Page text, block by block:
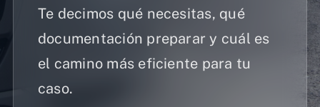
Te decimos qué necesitas, qué
documentación preparar y cuál es
el camino más eficiente para tu
caso.